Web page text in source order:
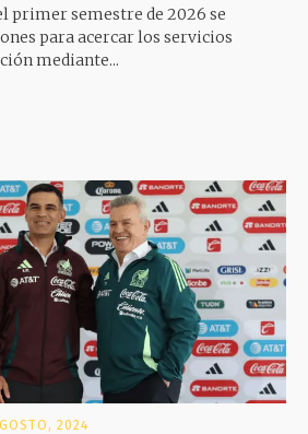
primer semestre de 2026 se
para acercar los servicios
mediante...
2024